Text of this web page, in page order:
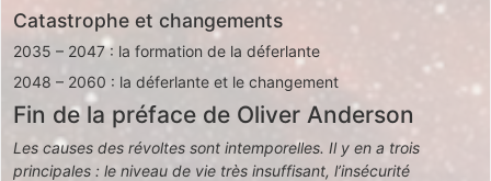
Catastrophe et changements
2035 – 2047 : la formation de la déferlante
2048 – 2060 : la déferlante et le changement
Fin de la préface de Oliver Anderson
Les causes des révoltes sont intemporelles. Il y en a trois
principales : le niveau de vie très insuffisant, l’insécurité